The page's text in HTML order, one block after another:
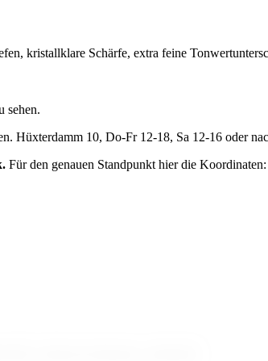
kristallklare Schärfe, extra feine
sehen.
Hüxterdamm 10, Do-Fr 12-18, Sa 12-16 oder
Für den genauen Standpunkt hier die Koordinaten: